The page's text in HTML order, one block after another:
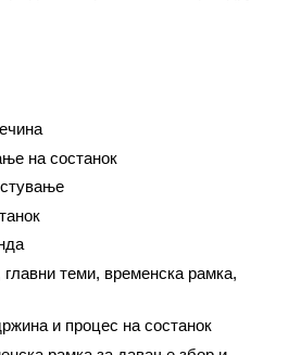
на состанок
теми, временска рамка,
и процес на состанок